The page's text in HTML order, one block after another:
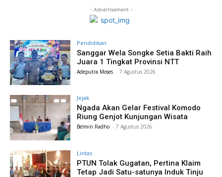
- Advertisement -
Pendidikan
Sanggar Wela Songke Setia Bakti Raih
Juara 1 Tingkat Provinsi NTT
Adeputra Moses - 7 Agustus 2026
Jejak
Ngada Akan Gelar Festival Komodo
Riung Genjot Kunjungan Wisata
Belmin Radho - 7 Agustus 2026
Lintas
PTUN Tolak Gugatan, Pertina Klaim
Tetap Jadi Satu-satunya Induk Tinju